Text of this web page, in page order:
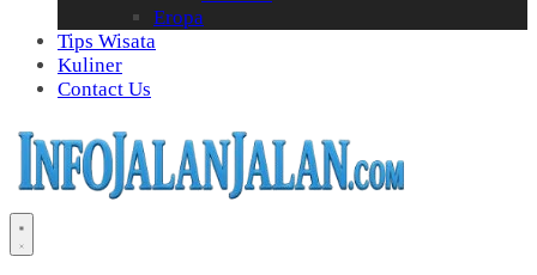
Eropa
Tips Wisata
Kuliner
Contact Us